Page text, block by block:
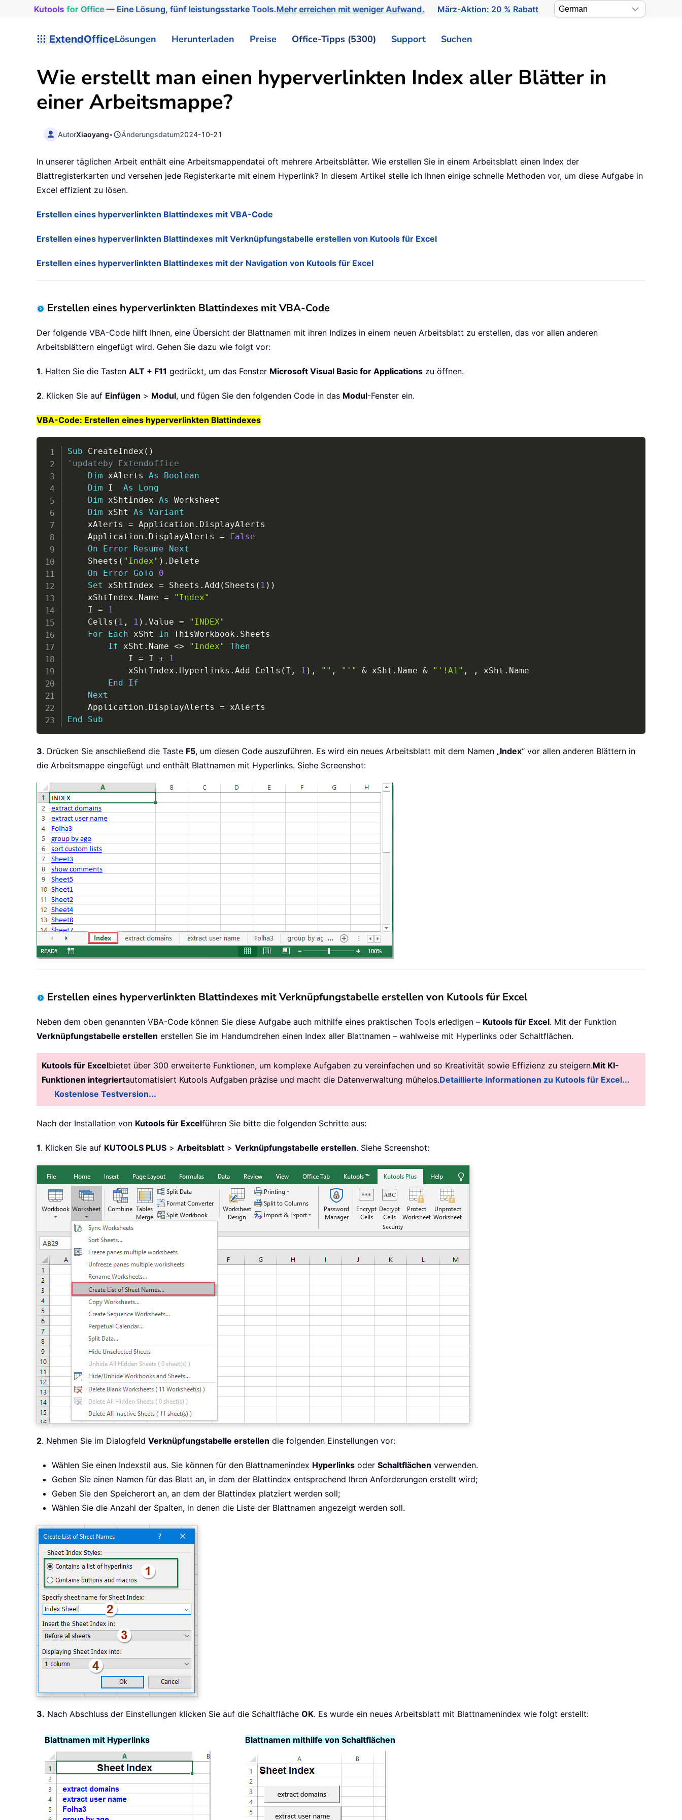
Kutools for Office— Eine Lösung, fünf leistungsstarke Tools.Mehr erreichen mit weniger Aufwand. März-Aktion: 20 % Rabatt
ExtendOfficeLösungen Herunterladen Preise Office-Tipps (5300) Support Suchen
Wie erstellt man einen hyperverlinkten Index aller Blätter in
einer Arbeitsmappe?
AutorXiaoyang• Änderungsdatum2024-10-21
In unserer täglichen Arbeit enthält eine Arbeitsmappendatei oft mehrere Arbeitsblätter. Wie erstellen Sie in einem Arbeitsblatt einen Index der
Blattregisterkarten und versehen jede Registerkarte mit einem Hyperlink? In diesem Artikel stelle ich Ihnen einige schnelle Methoden vor, um diese Aufgabe in
Excel effizient zu lösen.
Erstellen eines hyperverlinkten Blattindexes mit VBA-Code
Erstellen eines hyperverlinkten Blattindexes mit Verknüpfungstabelle erstellen von Kutools für Excel
Erstellen eines hyperverlinkten Blattindexes mit der Navigation von Kutools für Excel
Erstellen eines hyperverlinkten Blattindexes mit VBA-Code
Der folgende VBA-Code hilft Ihnen, eine Übersicht der Blattnamen mit ihren Indizes in einem neuen Arbeitsblatt zu erstellen, das vor allen anderen
Arbeitsblättern eingefügt wird. Gehen Sie dazu wie folgt vor:
1. Halten Sie die Tasten ALT + F11 gedrückt, um das Fenster Microsoft Visual Basic for Applications zu öffnen.
2. Klicken Sie auf Einfügen > Modul, und fügen Sie den folgenden Code in das Modul-Fenster ein.
VBA-Code: Erstellen eines hyperverlinkten Blattindexes
Sub CreateIndex ( )
'updateby Extendoffice
Dim xAlerts As
Boolean
Dim I As
Long
Dim xShtIndex As Worksheet
Dim xSht As
Variant
    xAlerts
= Application . DisplayAlerts
    Application
. DisplayAlerts =
False
On
Error Resume
Next
    Sheets
( "Index" ) . Delete
On
Error GoTo
0
Set xShtIndex = Sheets . Add ( Sheets ( 1 ) )
    xShtIndex
. Name =
"Index"
    I
=
1
    Cells
( 1 , 1 ) . Value =
"INDEX"
For
Each xSht In ThisWorkbook . Sheets
If xSht . Name <> "Index"
Then
            I
= I +
1
            xShtIndex
. Hyperlinks . Add Cells ( I , 1 ) , "" , "'" & xSht . Name & "'!A1" , , xSht . Name
End
If
Next
    Application
. DisplayAlerts =
End
Sub
3. Drücken Sie anschließend die Taste F5, um diesen Code auszuführen. Es wird ein neues Arbeitsblatt mit dem Namen „Index“ vor allen anderen Blättern in
die Arbeitsmappe eingefügt und enthält Blattnamen mit Hyperlinks. Siehe Screenshot:
Erstellen eines hyperverlinkten Blattindexes mit Verknüpfungstabelle erstellen von Kutools für Excel
Neben dem oben genannten VBA-Code können Sie diese Aufgabe auch mithilfe eines praktischen Tools erledigen – Kutools für Excel. Mit der Funktion
Verknüpfungstabelle erstellen erstellen Sie im Handumdrehen einen Index aller Blattnamen – wahlweise mit Hyperlinks oder Schaltflächen.
Kutools für Excelbietet über 300 erweiterte Funktionen, um komplexe Aufgaben zu vereinfachen und so Kreativität sowie Effizienz zu steigern.Mit KI-
Funktionen integriertautomatisiert Kutools Aufgaben präzise und macht die Datenverwaltung mühelos.Detaillierte Informationen zu Kutools für Excel...
Kostenlose Testversion...
Nach der Installation von Kutools für Excelführen Sie bitte die folgenden Schritte aus:
1. Klicken Sie auf KUTOOLS PLUS > Arbeitsblatt > Verknüpfungstabelle erstellen. Siehe Screenshot:
2. Nehmen Sie im Dialogfeld Verknüpfungstabelle erstellen die folgenden Einstellungen vor:
Wählen Sie einen Indexstil aus. Sie können für den Blattnamenindex Hyperlinks oder Schaltflächen verwenden.
Geben Sie einen Namen für das Blatt an, in dem der Blattindex entsprechend Ihren Anforderungen erstellt wird;
Geben Sie den Speicherort an, an dem der Blattindex platziert werden soll;
Wählen Sie die Anzahl der Spalten, in denen die Liste der Blattnamen angezeigt werden soll.
3. Nach Abschluss der Einstellungen klicken Sie auf die Schaltfläche OK. Es wurde ein neues Arbeitsblatt mit Blattnamenindex wie folgt erstellt:
Blattnamen mit Hyperlinks Blattnamen mithilfe von Schaltflächen